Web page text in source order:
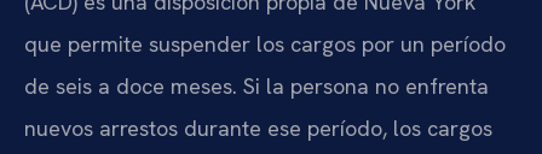
que permite suspender los cargos por un período
de seis a doce meses. Si la persona no enfrenta
nuevos arrestos durante ese período, los cargos